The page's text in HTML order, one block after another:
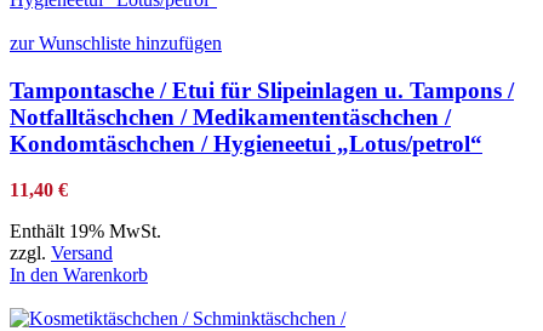
zur Wunschliste hinzufügen
Tampontasche / Etui für Slipeinlagen u. Tampons /
Notfalltäschchen / Medikamententäschchen /
Kondomtäschchen / Hygieneetui „Lotus/petrol“
11,40 €
Enthält 19% MwSt.
zzgl. Versand
In den Warenkorb